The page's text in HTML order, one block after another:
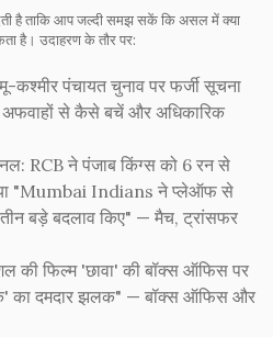
है ताकि आप जल्दी समझ सकें कि असल में क्या
है। उदाहरण के तौर पर:
कश्मीर पंचायत चुनाव पर फर्जी सूचना
से कैसे बचें और अधिकारिक
RCB ने पंजाब किंग्स को 6 रन से
या "Mumbai Indians ने प्लेऑफ से
बड़े बदलाव किए" — मैच, ट्रांसफर
की फिल्म 'छावा' की बॉक्स ऑफिस पर
का दमदार झलक" — बॉक्स ऑफिस और